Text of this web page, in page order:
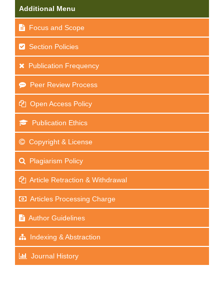
Additional Menu
Focus and Scope
Section Policies
Publication Frequency
Peer Review Process
Open Access Policy
Publication Ethics
Copyright & License
Plagiarism Policy
Article Retraction & Withdrawal
Articles Processing Charge
Author Guidelines
Indexing & Abstraction
Journal History